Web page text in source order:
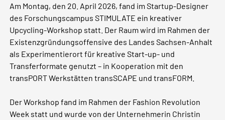
Am Montag, den 20. April 2026, fand im Startup-Designer
des Forschungscampus STIMULATE ein kreativer
Upcycling-Workshop statt. Der Raum wird im Rahmen der
Existenzgründungsoffensive des Landes Sachsen-Anhalt
als Experimentierort für kreative Start-up- und
Transferformate genutzt – in Kooperation mit den
transPORT Werkstätten transSCAPE und transFORM.
Der Workshop fand im Rahmen der Fashion Revolution
Week statt und wurde von der Unternehmerin Christin